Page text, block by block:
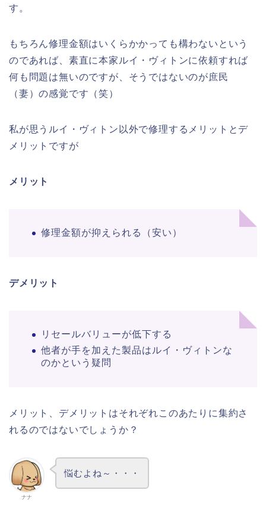
す。
もちろん修理金額はいくらかかっても構わないという
のであれば、素直に本家ルイ・ヴィトンに依頼すれば
何も問題は無いのですが、そうではないのが庶民
（妻）の感覚です（笑）
私が思うルイ・ヴィトン以外で修理するメリットとデ
メリットですが
メリット
修理金額が抑えられる（安い）
デメリット
リセールバリューが低下する
他者が手を加えた製品はルイ・ヴィトンな
のかという疑問
メリット、デメリットはそれぞれこのあたりに集約さ
れるのではないでしょうか？
ナナ
悩むよね～・・・